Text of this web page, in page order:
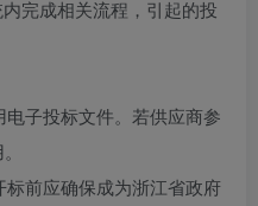
完成相关流程，引起的投
子投标文件。若供应商参
标前应确保成为浙江省政府